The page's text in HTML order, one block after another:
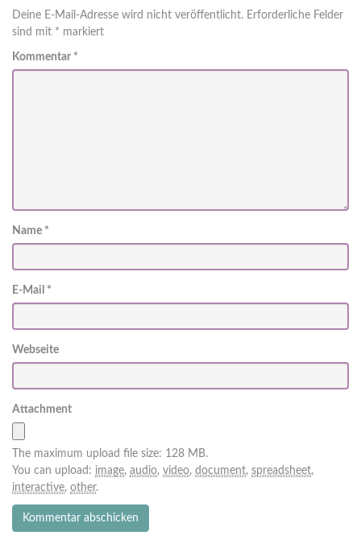
Deine E-Mail-Adresse wird nicht veröffentlicht. Erforderliche Felder
sind mit * markiert
Kommentar *
Name *
E-Mail *
Webseite
Attachment
The maximum upload file size: 128 MB.
You can upload: image, audio, video, document, spreadsheet,
interactive, other.